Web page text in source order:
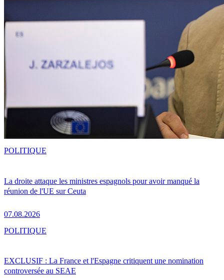
La droite attaque les ministres espagnols pour avoir manqué la
réunion de l'UE sur Ceuta
07.08.2026
POLITIQUE
EXCLUSIF : La France et l'Espagne critiquent une nomination
controversée au SEAE
POLITIQUE